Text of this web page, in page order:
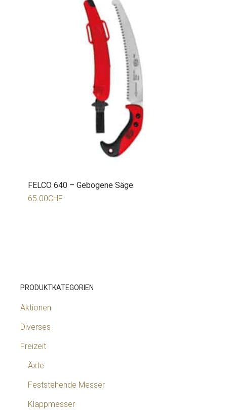
FELCO 640 – Gebogene Säge
65.00CHF
PRODUKTKATEGORIEN
Aktionen
Diverses
Freizeit
Äxte
Feststehende Messer
Klappmesser